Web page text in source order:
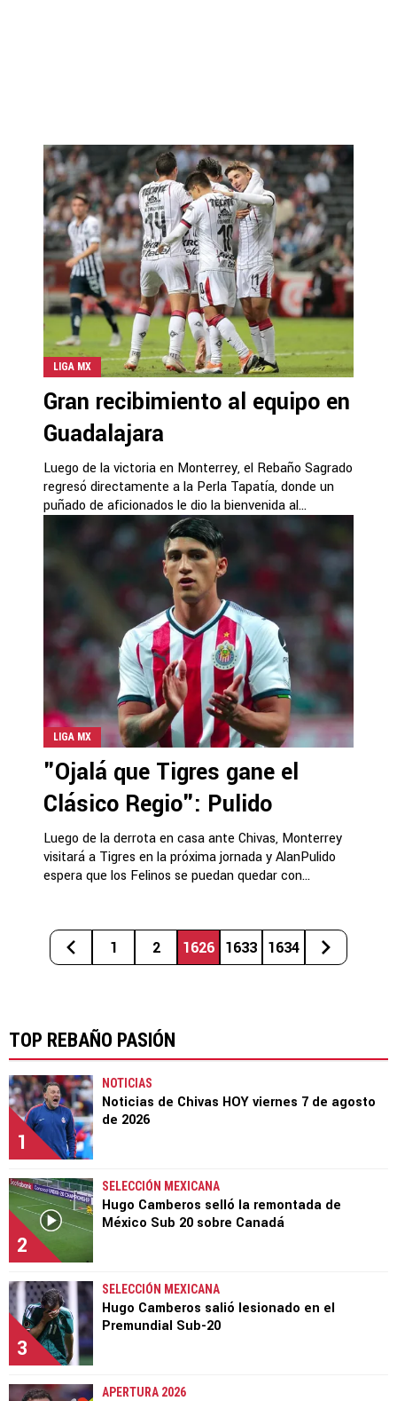
LIGA MX
Gran recibimiento al equipo en
Guadalajara
Luego de la victoria en Monterrey, el Rebaño Sagrado
regresó directamente a la Perla Tapatía, donde un
puñado de aficionados le dio la bienvenida al...
LIGA MX
"Ojalá que Tigres gane el
Clásico Regio": Pulido
Luego de la derrota en casa ante Chivas, Monterrey
visitará a Tigres en la próxima jornada y AlanPulido
espera que los Felinos se puedan quedar con...
1 2 1626 1633 1634
TOP REBAÑO PASIÓN
1
NOTICIAS
Noticias de Chivas HOY viernes 7 de agosto
de 2026
2
SELECCIÓN MEXICANA
Hugo Camberos selló la remontada de
México Sub 20 sobre Canadá
3
SELECCIÓN MEXICANA
Hugo Camberos salió lesionado en el
Premundial Sub-20
APERTURA 2026